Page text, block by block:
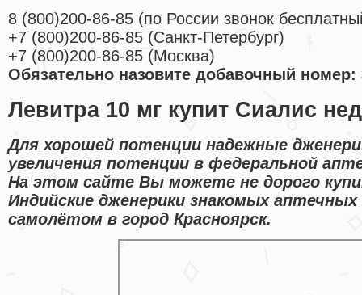
8 (800)200-86-85 (по России звонок
+7 (800)200-86-85 (Санкт-Петербург)
+7 (800)200-86-85 (Москва)
Обязательно назовите добавочный номер:
Левитра 10 мг купит Сиалис
Для хорошей потенции надежные
увеличения потенции в федеральной
На этом сайте Вы можете не дорого
Индийские дженерики знакомых
самолётом в город Красноярск.